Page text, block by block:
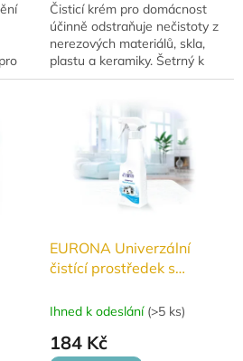
Čisticí krém pro domácnost
účinně odstraňuje nečistoty z
nerezových materiálů, skla,
plastu a keramiky. Šetrný k
citlivým povrchům, ekologický
EURONA Univerzální
čistící prostředek s
Ihned k odeslání (>5 ks)
184 Kč